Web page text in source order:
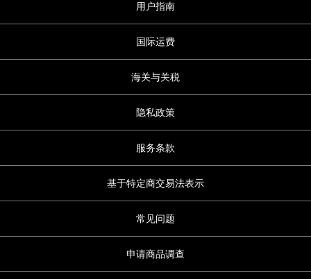
用户指南
国际运费
海关与关税
隐私政策
服务条款
基于特定商交易法表示
常见问题
申请商品调查